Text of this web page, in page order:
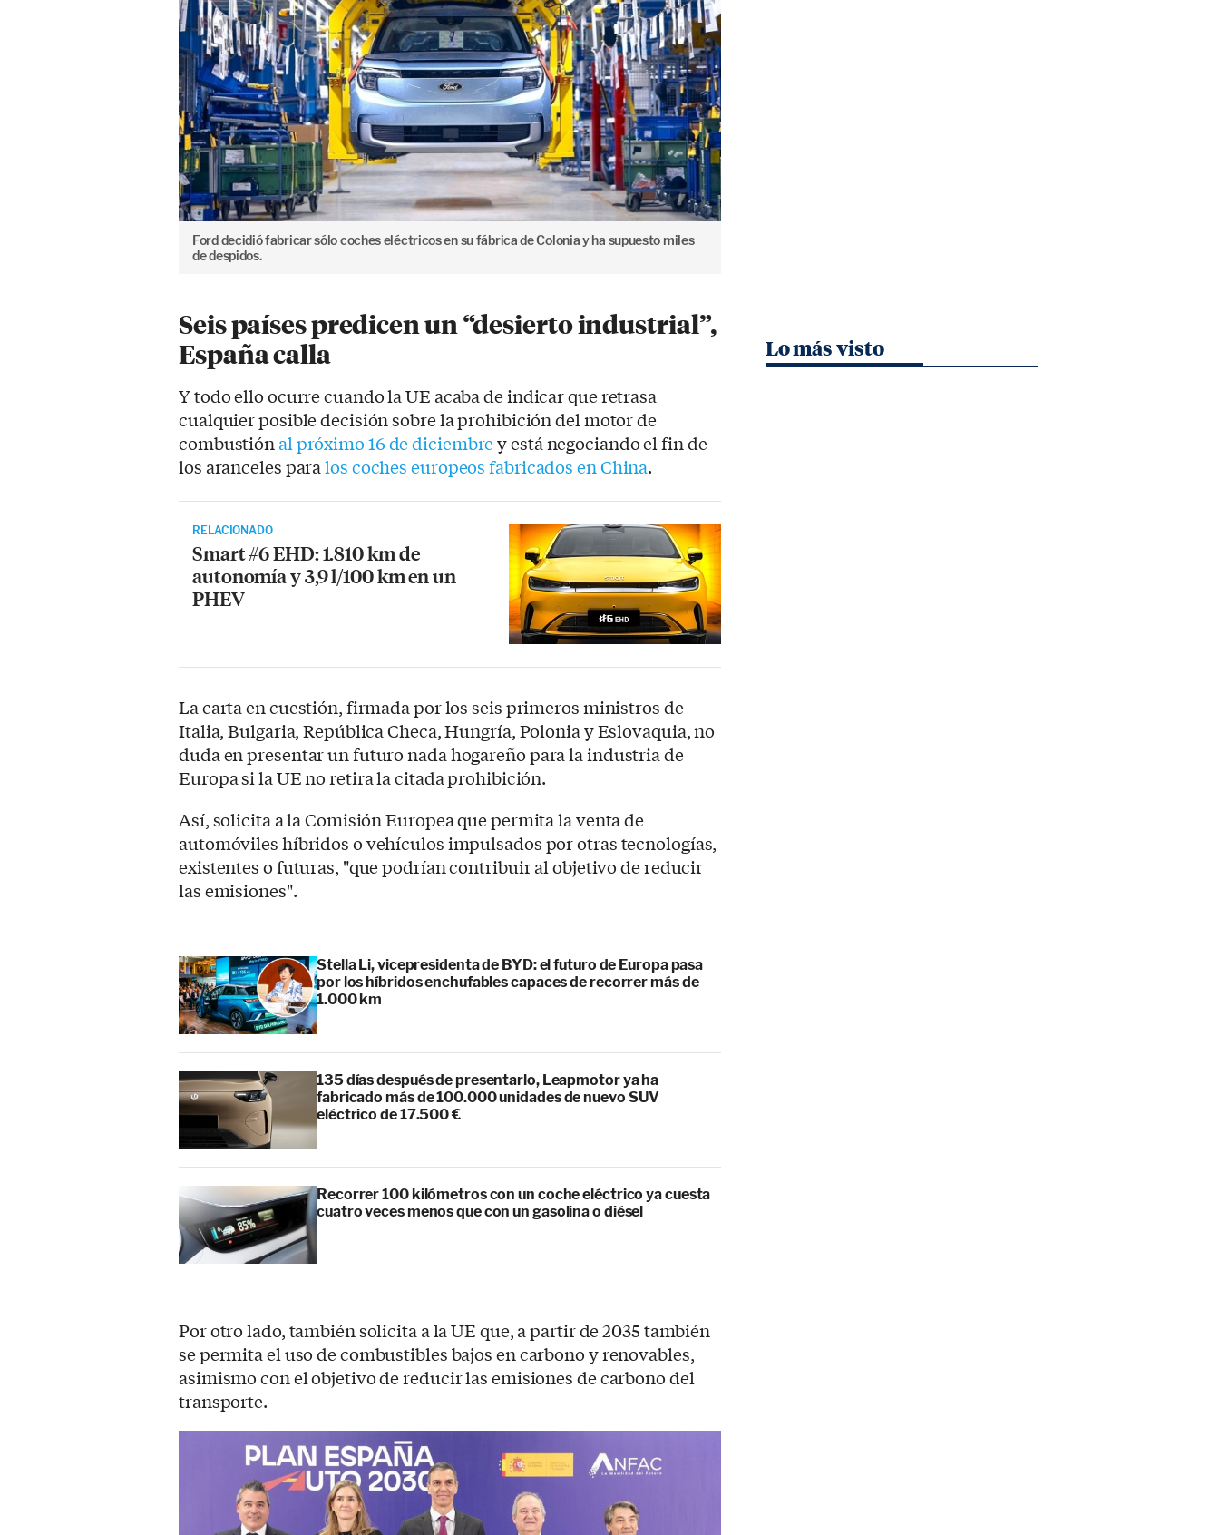
Ford decidió fabricar sólo coches eléctricos en su fábrica de Colonia y ha supuesto miles
de despidos.
Seis países predicen un “desierto industrial”,
España calla
Y todo ello ocurre cuando la UE acaba de indicar que retrasa
cualquier posible decisión sobre la prohibición del motor de
combustión al próximo 16 de diciembrey está negociando el fin de
los aranceles paralos coches europeos fabricados en China.
RELACIONADO
Smart #6 EHD: 1.810 km de
autonomía y 3,9 l/100 km en un
PHEV
La carta en cuestión, firmada por los seis primeros ministros de
Italia, Bulgaria, República Checa, Hungría, Polonia y Eslovaquia, no
duda en presentar un futuro nada hogareño para la industria de
Europa si la UE no retira la citada prohibición.
Así, solicita a la Comisión Europea que permita la venta de
automóviles híbridos o vehículos impulsados por otras tecnologías,
existentes o futuras, "que podrían contribuir al objetivo de reducir
las emisiones".
Stella Li, vicepresidenta de BYD: el futuro de Europa pasa
por los híbridos enchufables capaces de recorrer más de
1.000 km
135 días después de presentarlo, Leapmotor ya ha
fabricado más de 100.000 unidades de nuevo SUV
eléctrico de 17.500 €
Recorrer 100 kilómetros con un coche eléctrico ya cuesta
cuatro veces menos que con un gasolina o diésel
Por otro lado, también solicita a la UE que, a partir de 2035 también
se permita el uso de combustibles bajos en carbono y renovables,
asimismo con el objetivo de reducir las emisiones de carbono del
transporte.
Lo más visto